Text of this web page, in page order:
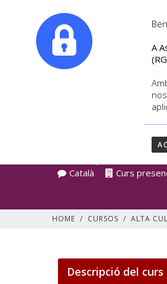
ALTA
Català
Curs
HOME / CURSOS / ALTA
Descripció del curs
A